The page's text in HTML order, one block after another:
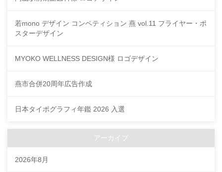
若mono デザイン コンペティション 燕 vol.11 フライヤー・ポ
スターデザイン
MYOKO WELLNESS DESIGN様 ロゴデザイン
燕市合併20周年広告作成
日本タイポグラフィ年鑑 2026 入選
アーカイブ
2026年8月